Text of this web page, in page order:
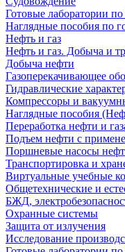
Готовые лаборатории
Наглядные пособия по
Нефть и газ
Нефть и газ. Добыча и
Добыча нефти
Газоперекачивающее
Гидравлические
Компрессоры и
Наглядные пособия
Переработка нефти и
Подъем нефти с
Поршневые насосы
Транспортировка и
Виртуальные учебные
Общетехнические и
БЖД,
Охранные системы
Защита от излучения
Исследование